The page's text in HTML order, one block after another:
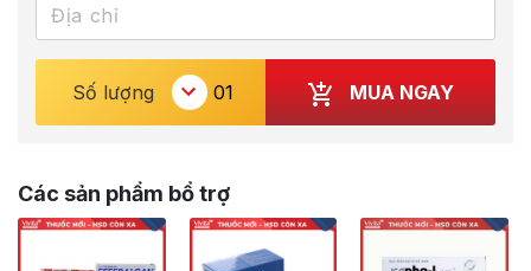
Số lượng MUA NGAY
Các sản phẩm bổ trợ